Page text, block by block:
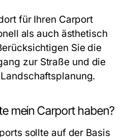
für Ihren Carport
als auch ästhetisch
Sie die
zur Straße und die
mein Carport haben?
sollte auf der Basis